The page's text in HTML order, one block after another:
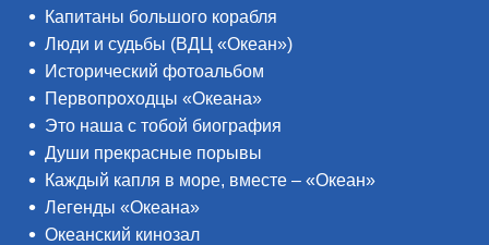
Капитаны большого корабля
Люди и судьбы (ВДЦ «Океан»)
Исторический фотоальбом
Первопроходцы «Океана»
Это наша с тобой биография
Души прекрасные порывы
Каждый капля в море, вместе – «Океан»
Легенды «Океана»
Океанский кинозал